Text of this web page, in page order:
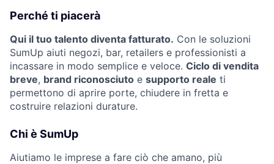
Perché ti piacerà
Qui il tuo talento diventa fatturato. Con le soluzioni
SumUp aiuti negozi, bar, retailers e professionisti a
incassare in modo semplice e veloce. Ciclo di vendita
breve, brand riconosciuto e supporto reale ti
permettono di aprire porte, chiudere in fretta e
costruire relazioni durature.
Chi è SumUp
Aiutiamo le imprese a fare ciò che amano, più